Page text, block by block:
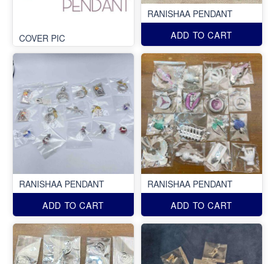
COVER PIC
RANISHAA PENDANT
ADD TO CART
RANISHAA PENDANT
ADD TO CART
RANISHAA PENDANT
ADD TO CART